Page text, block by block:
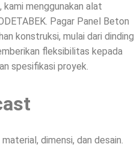
menggunakan alat
Pagar Panel Beton
konstruksi, mulai dari dinding
fleksibilitas kepada
spesifikasi proyek.
dimensi, dan desain.